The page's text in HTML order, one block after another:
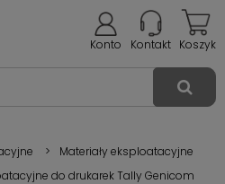
Koszyk
Kontakt
Konto
>
Materiały eksploatacyjne
do drukarek Tally Genicom